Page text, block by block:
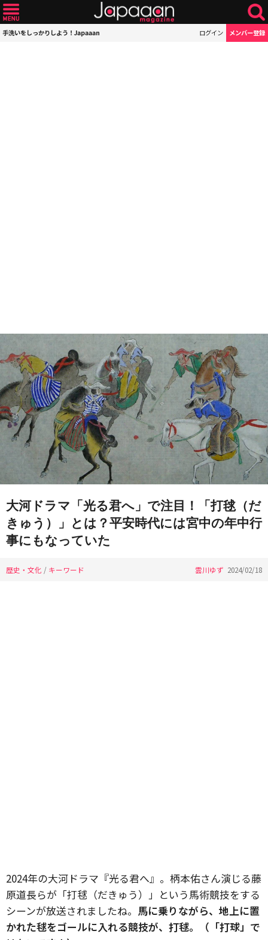
手洗いをしっかりしよう！Japaaan ログイン メンバー登録
大河ドラマ「光る君へ」で注目！「打毬（だ
きゅう）」とは？平安時代には宮中の年中行
事にもなっていた
歴史・文化 / キーワード 雲川ゆず 2024/02/18
2024年の大河ドラマ『光る君へ』。柄本佑さん演じる藤
原道長らが「打毬（だきゅう）」という馬術競技をする
シーンが放送されましたね。 馬に乗りながら、地上に置
かれた毬をゴールに入れる競技が、打毬。（「打球」で